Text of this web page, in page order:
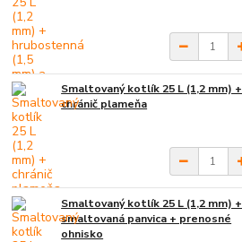
Smaltovaný kotlík 25 L (1,2 mm) +
chránič plameňa
Smaltovaný kotlík 25 L (1,2 mm) +
smaltovaná panvica + prenosné
ohnisko